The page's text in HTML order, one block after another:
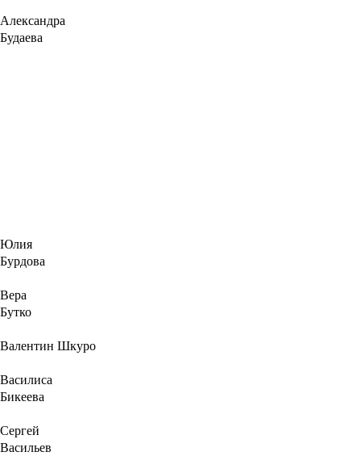
Александра
Будаева
Юлия
Бурдова
Вера
Бутко
Валентин Шкуро
Василиса
Бикеева
Сергей
Васильев